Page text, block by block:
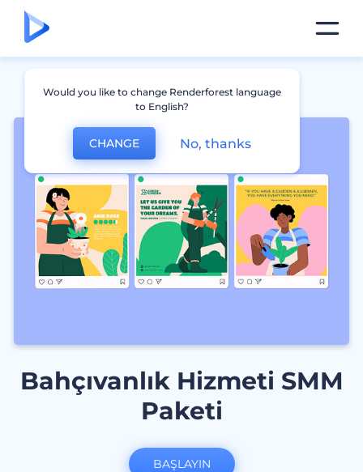
Bahçıvanlık Hizmeti SMM
Paketi
BAŞLAYIN
Would you like to change Renderforest language
to English?
CHANGE No, thanks